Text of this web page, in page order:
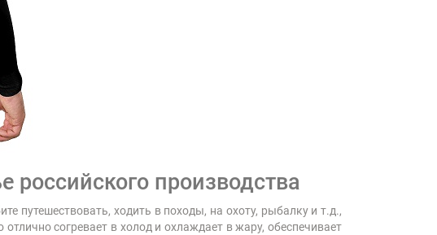
российского производства
путешествовать, ходить в походы, на охоту, рыбалку и т.д.,
согревает в холод и охлаждает в жару, обеспечивает